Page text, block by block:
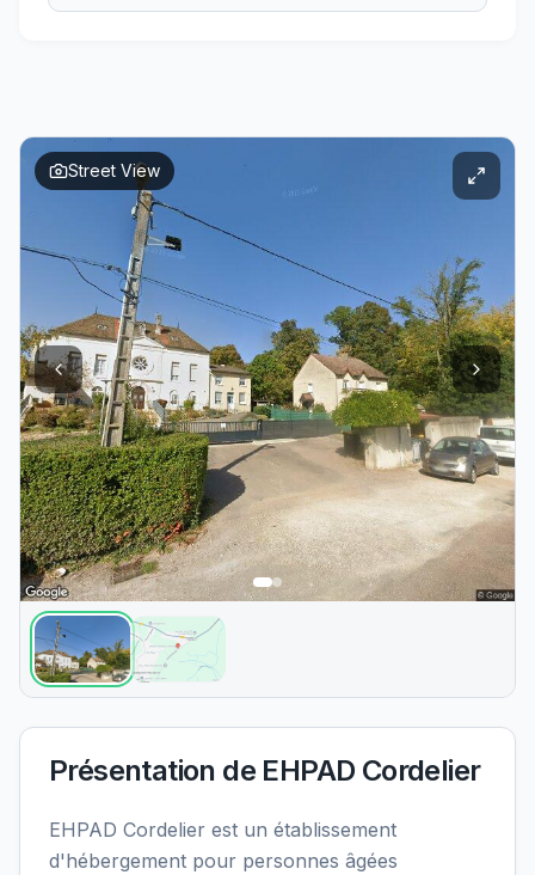
Street View
Présentation de EHPAD Cordelier
EHPAD Cordelier est un établissement
d'hébergement pour personnes âgées